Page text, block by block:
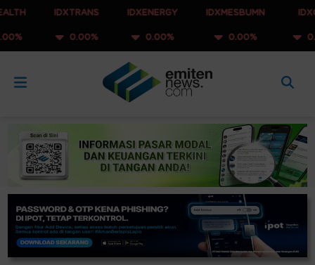
IDXTRANS
0.00%
IDXENERGY
0.00%
IDXMESBUMN
0.00%
IDXQ30
0.00%